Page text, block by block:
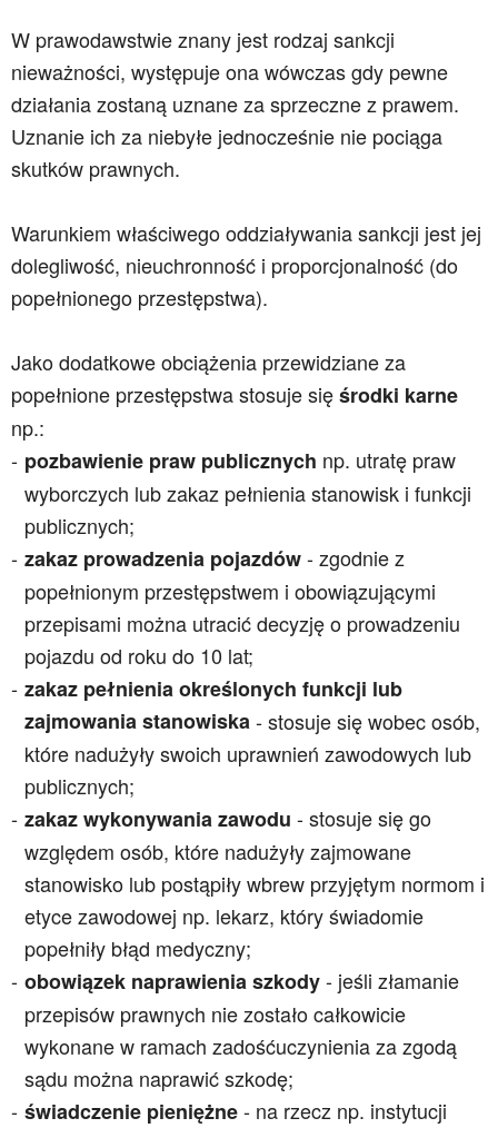
W prawodawstwie znany jest rodzaj sankcji
nieważności, występuje ona wówczas gdy pewne
działania zostaną uznane za sprzeczne z prawem.
Uznanie ich za niebyłe jednocześnie nie pociąga
skutków prawnych.
Warunkiem właściwego oddziaływania sankcji jest jej
dolegliwość, nieuchronność i proporcjonalność (do
popełnionego przestępstwa).
Jako dodatkowe obciążenia przewidziane za
popełnione przestępstwa stosuje sięśrodki karne
np.:
pozbawienie praw publicznych np. utratę praw
wyborczych lub zakaz pełnienia stanowisk i funkcji
publicznych;
zakaz prowadzenia pojazdów- zgodnie z
popełnionym przestępstwem i obowiązującymi
przepisami można utracić decyzję o prowadzeniu
pojazdu od roku do 10 lat;
zakaz pełnienia określonych funkcji lub
zajmowania stanowiska- stosuje się wobec osób,
które nadużyły swoich uprawnień zawodowych lub
publicznych;
zakaz wykonywania zawodu - stosuje się go
względem osób, które nadużyły zajmowane
stanowisko lub postąpiły wbrew przyjętym normom i
etyce zawodowej np. lekarz, który świadomie
popełniły błąd medyczny;
obowiązek naprawienia szkody- jeśli złamanie
przepisów prawnych nie zostało całkowicie
wykonane w ramach zadośćuczynienia za zgodą
sądu można naprawić szkodę;
świadczenie pieniężne- na rzecz np. instytucji